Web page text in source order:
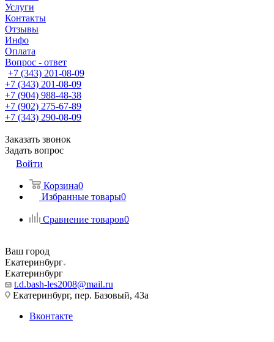
Услуги
Контакты
Отзывы
Инфо
Оплата
Вопрос - ответ
+7 (343) 201-08-09
+7 (343) 201-08-09
+7 (904) 988-48-38
+7 (902) 275-67-89
+7 (343) 290-08-09
Заказать звонок
Задать вопрос
Войти
Корзина0
Избранные товары0
Сравнение товаров0
Ваш город
Екатеринбург
Екатеринбург
t.d.bash-les2008@mail.ru
Екатеринбург, пер. Базовый, 43а
Вконтакте